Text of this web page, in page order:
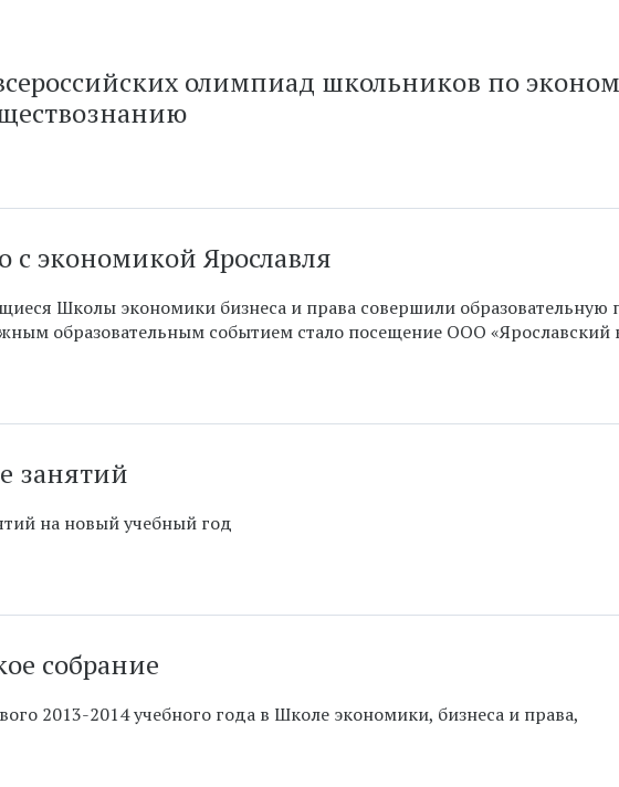
олимпиад школьников по
с экономикой Ярославля
Школы экономики бизнеса и права совершили образовательную
образовательным событием стало посещение ООО
занятий
на новый учебный год
собрание
2013-2014 учебного года в Школе экономики, бизнеса и права,